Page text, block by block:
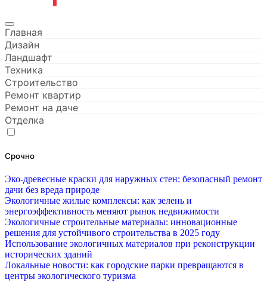
Строительный портал
Главная
Дизайн
Ландшафт
Техника
Строительство
Ремонт квартир
Ремонт на даче
Отделка
Срочно
Эко-древесные краски для наружных стен: безопасный ремонт
дачи без вреда природе
Экологичные жилые комплексы: как зелень и
энергоэффективность меняют рынок недвижимости
Экологичные строительные материалы: инновационные
решения для устойчивого строительства в 2025 году
Использование экологичных материалов при реконструкции
исторических зданий
Локальные новости: как городские парки превращаются в
центры экологического туризма